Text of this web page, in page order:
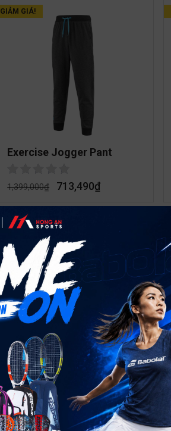
GIẢM GIÁ!
Exercise Jogger Pant
1,399,000₫ 713,490₫
GIẢM GIÁ!
Play Pant Men
1,399,000 ₫ 713,490 ₫